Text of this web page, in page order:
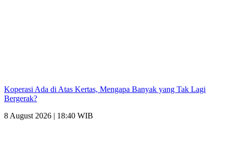
Koperasi Ada di Atas Kertas, Mengapa Banyak yang Tak Lagi
Bergerak?
8 August 2026 | 18:40 WIB